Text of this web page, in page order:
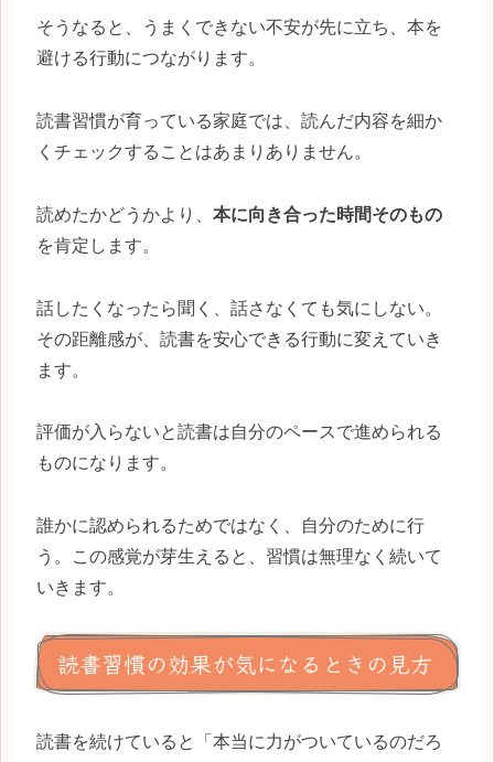
そうなると、うまくできない不安が先に立ち、本を
避ける行動につながります。
読書習慣が育っている家庭では、読んだ内容を細か
くチェックすることはあまりありません。
読めたかどうかより、 本に向き合った時間そのもの
を肯定します。
話したくなったら聞く、話さなくても気にしない。
その距離感が、読書を安心できる行動に変えていき
ます。
評価が入らないと読書は自分のペースで進められる
ものになります。
誰かに認められるためではなく、自分のために行
う。この感覚が芽生えると、習慣は無理なく続いて
いきます。
読書習慣の効果が気になるときの見方
読書を続けていると「本当に力がついているのだろ